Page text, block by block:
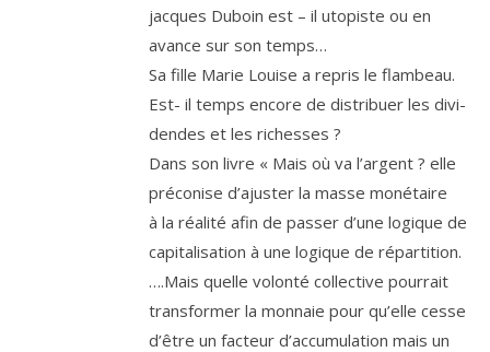
jacques Duboin est – il uto­piste ou en
avance sur son temps…
Sa fille Marie Louise a repris le flambeau.
Est- il temps encore de dis­tri­buer les divi­
dendes et les richesses ?
Dans son livre « Mais où va l’argent ? elle
pré­co­nise d’a­jus­ter la masse moné­taire
à la réa­li­té afin de pas­ser d’une logique de
capi­ta­li­sa­tion à une logique de répartition.
….Mais quelle volon­té col­lec­tive pour­rait
trans­for­mer la mon­naie pour qu’elle cesse
d’être un fac­teur d’ac­cu­mu­la­tion mais un